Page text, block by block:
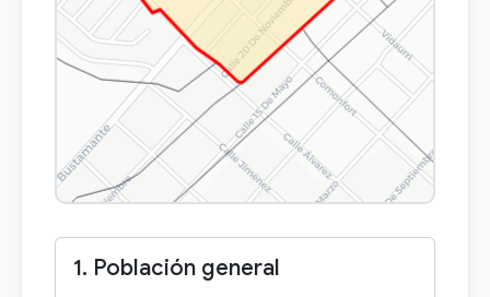
1. Población general